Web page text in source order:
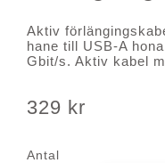
Aktiv
hane till USB-A
Gbit/s. Aktiv kabel
329 kr
Antal